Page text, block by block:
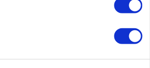
Nyt tv-format udfordrer
Loading...